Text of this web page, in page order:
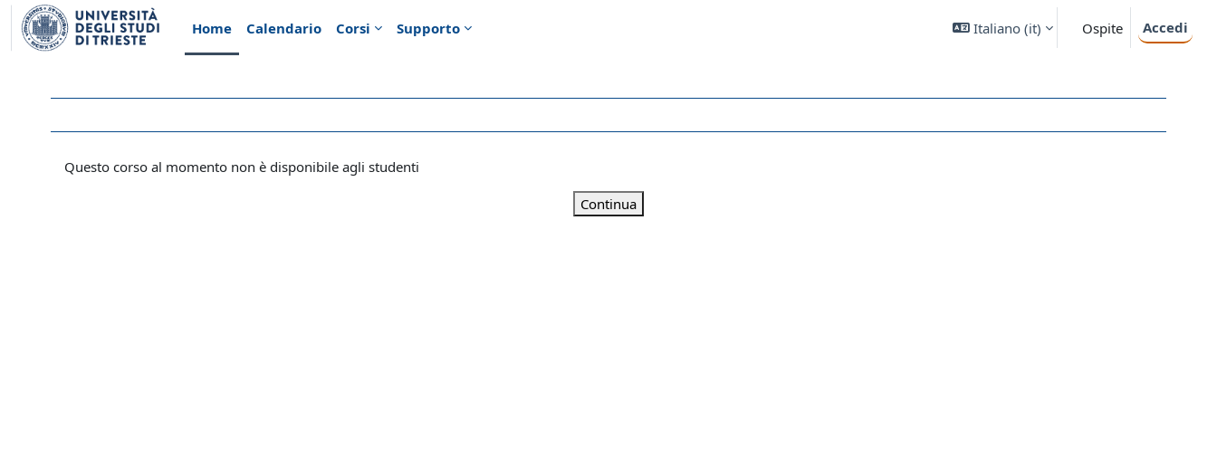
Vai al contenuto principale
Home
Calendario Corsi Supporto Italiano ‎(it)‎ Ospite Accedi
Questo corso al momento non è disponibile agli studenti
Continua